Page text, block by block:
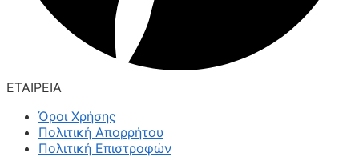
ΕΤΑΙΡΕΙΑ
Όροι Χρήσης
Πολιτική Απορρήτου
Πολιτική Επιστροφών